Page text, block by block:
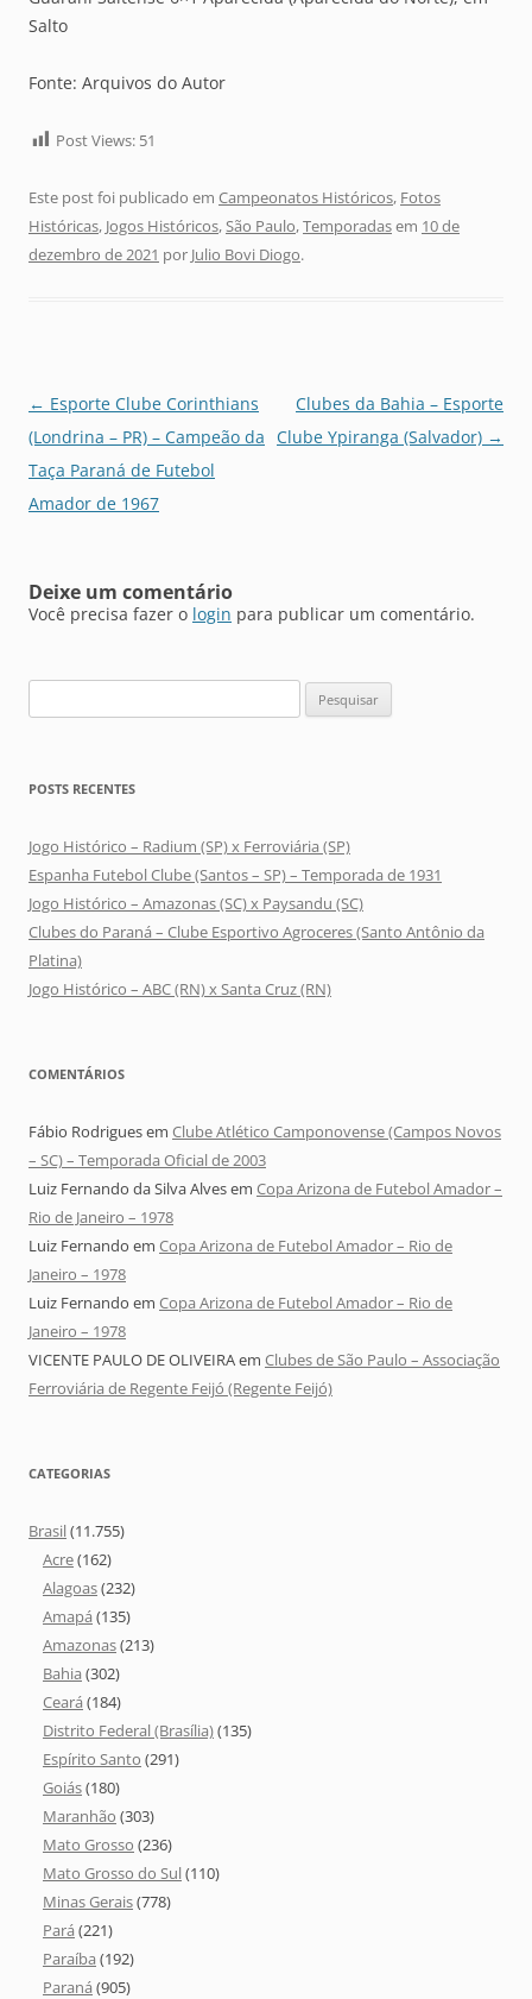
Salto
Fonte: Arquivos do Autor
Post Views: 51
Este post foi publicado em Campeonatos Históricos, Fotos
Históricas, Jogos Históricos, São Paulo,Temporadasem 10 de
dezembro de 2021 por Julio Bovi Diogo.
Navegação
de
posts
← Esporte Clube Corinthians
(Londrina – PR) – Campeão da
Taça Paraná de Futebol
Amador de 1967
Clubes da Bahia – Esporte
Clube Ypiranga (Salvador) →
Deixe um comentário
Você precisa fazer o login para publicar um comentário.
por:
POSTS RECENTES
Jogo Histórico – Radium (SP) x Ferroviária (SP)
Espanha Futebol Clube (Santos – SP) – Temporada de 1931
Jogo Histórico – Amazonas (SC) x Paysandu (SC)
Clubes do Paraná – Clube Esportivo Agroceres (Santo Antônio da
Platina)
Jogo Histórico – ABC (RN) x Santa Cruz (RN)
COMENTÁRIOS
Fábio Rodriguesem Clube Atlético Camponovense (Campos Novos
– SC) – Temporada Oficial de 2003
Luiz Fernando da Silva Alvesem Copa Arizona de Futebol Amador –
Rio de Janeiro – 1978
Luiz Fernando em Copa Arizona de Futebol Amador – Rio de
Janeiro – 1978
Luiz Fernando em Copa Arizona de Futebol Amador – Rio de
Janeiro – 1978
VICENTE PAULO DE OLIVEIRAem Clubes de São Paulo – Associação
Ferroviária de Regente Feijó (Regente Feijó)
CATEGORIAS
Brasil(11.755)
Acre(162)
Alagoas(232)
Amapá (135)
Amazonas(213)
Bahia (302)
Ceará (184)
Distrito Federal (Brasília)(135)
Espírito Santo (291)
Goiás(180)
Maranhão (303)
Mato Grosso (236)
Mato Grosso do Sul(110)
Minas Gerais(778)
Pará (221)
Paraíba (192)
Paraná (905)